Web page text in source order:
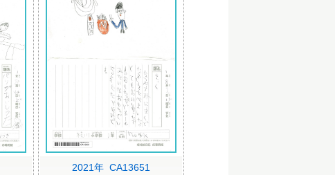
2021年 CA13651